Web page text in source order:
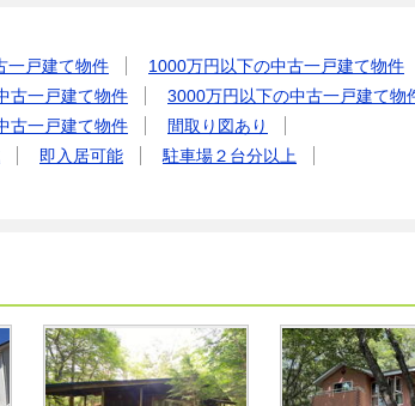
一戸建て物件
1000万円以下の中古一戸建て物件
古一戸建て物件
3000万円以下の中古一戸建て物
古一戸建て物件
間取り図あり
即入居可能
駐車場２台分以上